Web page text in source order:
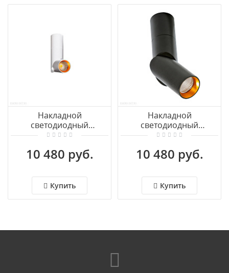
Накладной
светодиодный
светильник Azzardo
10 480 руб.
Купить
Накладной
светодиодный
светильник Azzardo
10 480 руб.
Купить